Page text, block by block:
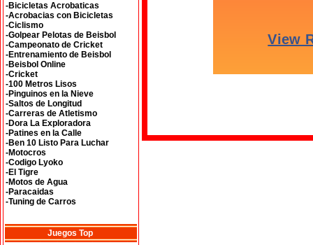
-Bicicletas Acrobaticas
-Acrobacias con Bicicletas
-Ciclismo
-Golpear Pelotas de Beisbol
-Campeonato de Cricket
-Entrenamiento de Beisbol
-Beisbol Online
-Cricket
-100 Metros Lisos
-Pinguinos en la Nieve
-Saltos de Longitud
-Carreras de Atletismo
-Dora La Exploradora
-Patines en la Calle
-Ben 10 Listo Para Luchar
-Motocros
-Codigo Lyoko
-El Tigre
-Motos de Agua
-Paracaidas
-Tuning de Carros
Juegos Top